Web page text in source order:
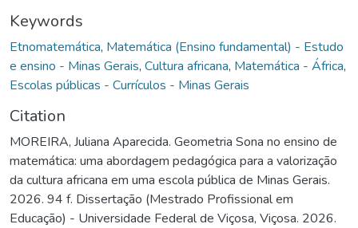
Keywords
Etnomatemática, Matemática (Ensino fundamental) - Estudo
e ensino - Minas Gerais, Cultura africana, Matemática - África,
Escolas públicas - Currículos - Minas Gerais
Citation
MOREIRA, Juliana Aparecida. Geometria Sona no ensino de
matemática: uma abordagem pedagógica para a valorização
da cultura africana em uma escola pública de Minas Gerais.
2026. 94 f. Dissertação (Mestrado Profissional em
Educação) - Universidade Federal de Viçosa, Viçosa. 2026.